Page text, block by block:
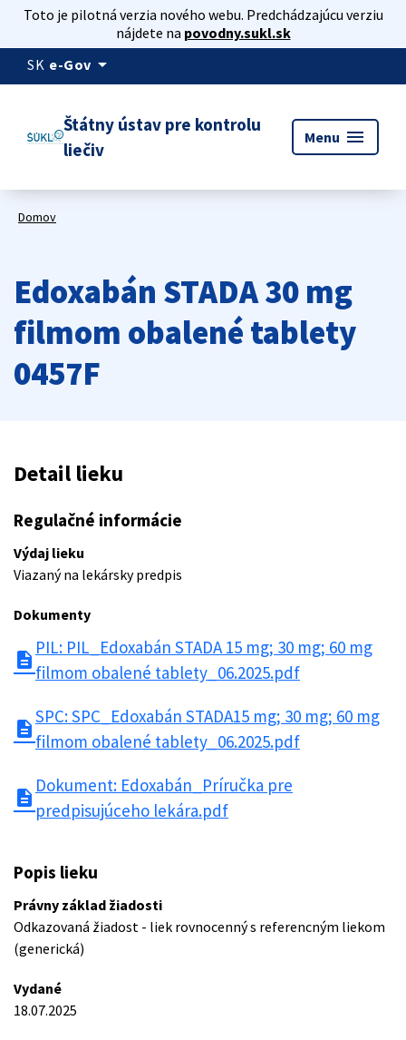
Toto je pilotná verzia nového webu. Predchádzajúcu verziu
nájdete na povodny.sukl.sk
SK e-Gov arrow_drop_down
Štátny ústav pre kontrolu
liečiv
Menu menu
Domov
Edoxabán STADA 30 mg
filmom obalené tablety
0457F
Detail lieku
Regulačné informácie
Výdaj lieku
Viazaný na lekársky predpis
Dokumenty
description
PIL: PIL_Edoxabán STADA 15 mg; 30 mg; 60 mg
filmom obalené tablety_06.2025.pdf
description
SPC: SPC_Edoxabán STADA15 mg; 30 mg; 60 mg
filmom obalené tablety_06.2025.pdf
description
Dokument: Edoxabán_Príručka pre
predpisujúceho lekára.pdf
Popis lieku
Právny základ žiadosti
Odkazovaná žiadost - liek rovnocenný s referencným liekom
(generická)
Vydané
18.07.2025